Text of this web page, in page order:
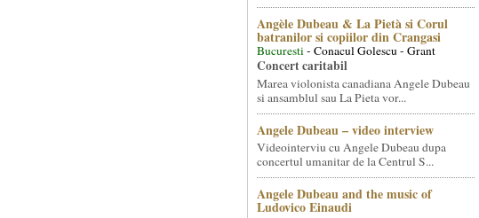
Angèle Dubeau & La Pietà si Corul
batranilor si copiilor din Crangasi
Bucuresti- Conacul Golescu - Grant
Concert caritabil
Marea violonista canadiana Angele Dubeau
si ansamblul sau La Pieta vor...
Angele Dubeau – video interview
Videointerviu cu Angele Dubeau dupa
concertul umanitar de la Centrul S...
Angele Dubeau and the music of
Ludovico Einaudi